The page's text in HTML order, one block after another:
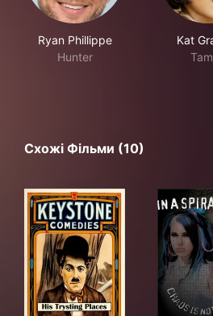
Ryan Phillippe
Hunter
Kat
Схожі Фільми (10)